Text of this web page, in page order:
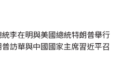
李在明與美國總統特朗普舉行
訪華與中國國家主席習近平召